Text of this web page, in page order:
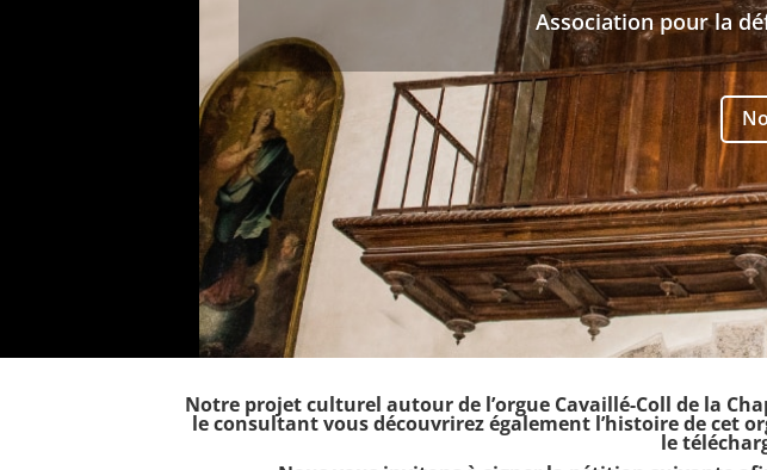
Association pour la
Notre projet culturel autour de l’orgue Cavaillé-Coll de la
le consultant vous découvrirez également l’histoire de cet
le